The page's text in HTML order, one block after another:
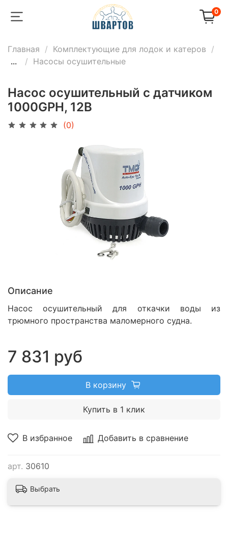
0
Главная
Комплектующие для лодок и катеров
...
Насосы осушительные
Насос осушительный с датчиком
1000GPH, 12В
(0)
В избранное Добавить в сравнение
арт. 30610
Описание
Насос осушительный для откачки воды из
трюмного пространства маломерного судна.
7 831 руб
В корзину
Купить в 1 клик
Выбрать